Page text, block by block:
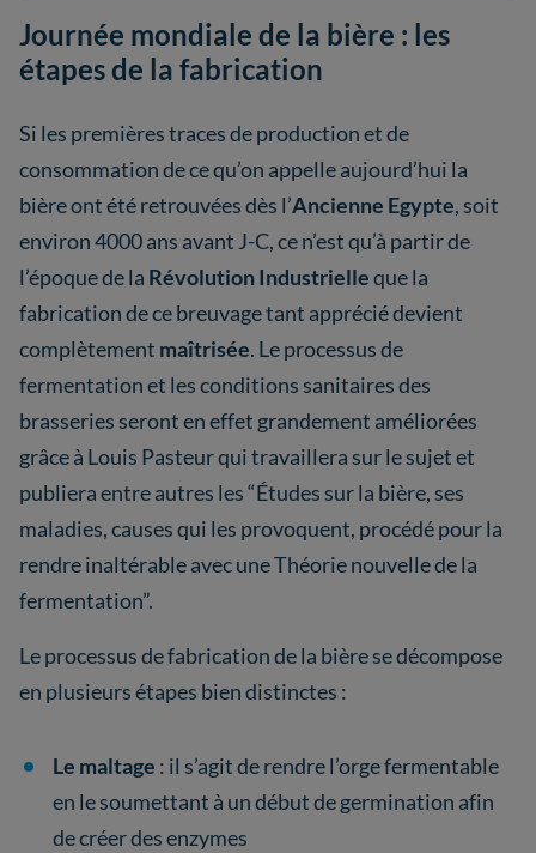
Journée mondiale de la bière : les
étapes de la fabrication
Si les premières traces de production et de
consommation de ce qu’on appelle aujourd’hui la
bière ont été retrouvées dès l’Ancienne Egypte, soit
environ 4000 ans avant J-C, ce n’est qu’à partir de
l’époque de la Révolution Industrielleque la
fabrication de ce breuvage tant apprécié devient
complètement maîtrisée. Le processus de
fermentation et les conditions sanitaires des
brasseries seront en effet grandement améliorées
grâce à Louis Pasteur qui travaillera sur le sujet et
publiera entre autres les “Études sur la bière, ses
maladies, causes qui les provoquent, procédé pour la
rendre inaltérable avec une Théorie nouvelle de la
fermentation”.
Le processus de fabrication de la bière se décompose
en plusieurs étapes bien distinctes :
Le maltage : il s’agit de rendre l’orge fermentable
en le soumettant à un début de germination afin
de créer des enzymes